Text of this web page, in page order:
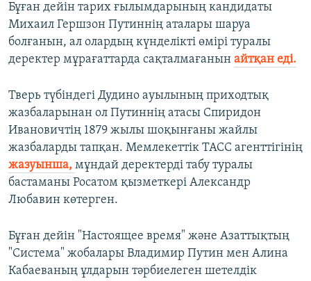
Бұған дейін тарих ғылымдарының кандидаты
Михаил Гершзон Путиннің аталары шаруа
болғанын, ал олардың күнделікті өмірі туралы
деректер мұрағаттарда сақталмағанын айтқан еді.
Тверь түбіндегі Дудино ауылының приходтық
жазбаларынан ол Путиннің атасы Спиридон
Ивановичтің 1879 жылы шоқынғаны жайлы
жазбаларды тапқан. Мемлекеттік ТАСС агенттігінің
жазуынша, мұндай деректерді табу туралы
бастаманы Росатом қызметкері Александр
Любавин көтерген.
Бұған дейін "Настоящее время" және Азаттықтың
"Система" жобалары Владимир Путин мен Алина
Кабаеваның ұлдарын тәрбиелеген шетелдік